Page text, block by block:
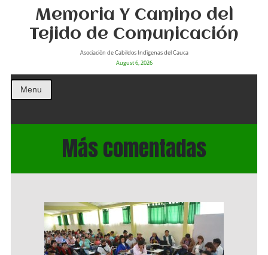
Memoria Y Camino del
Tejido de Comunicación
Asociación de Cabildos Indìgenas del Cauca
August 6, 2026
Menu
Más comentadas